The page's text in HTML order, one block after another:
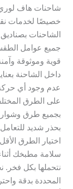
شاحنات هاف
خصيصًا لخدمات
الشاحنات
جميع عوامل
قوية وموثوقة
داخل الشاحنة
عدم وجود أي حركة
على الطرق
بجميع طرق
بحذر شديد
اختيار الطرق
سلامة مطبخك
نتحملها بكل فخر.
المحددة بدقة